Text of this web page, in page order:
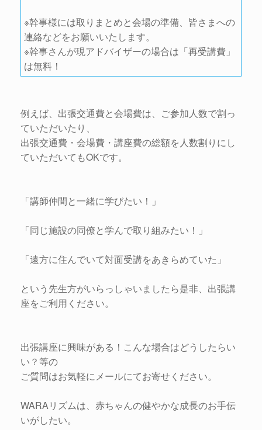
※幹事様には取りまとめと会場の準備、皆さまへの
連絡などをお願いいたします。
※幹事さんが現アドバイザーの場合は「再受講費」
は無料！
例えば、出張交通費と会場費は、ご参加人数で割っ
ていただいたり、
出張交通費・会場費・講座費の総額を人数割りにし
ていただいてもOKです。
「講師仲間と一緒に学びたい！」
「同じ施設の同僚と学んで取り組みたい！」
「遠方に住んでいて対面受講をあきらめていた」
という先生方がいらっしゃいましたら是非、出張講
座をご利用ください。
出張講座に興味がある！こんな場合はどうしたらい
い？等の
ご質問はお気軽にメールにてお寄せください。
WARAリズムは、赤ちゃんの健やかな成長のお手伝
いがしたい。